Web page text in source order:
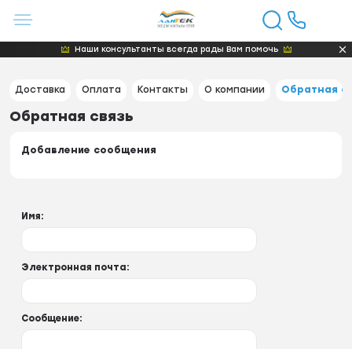
Наши консультанты всегда рады Вам помочь
Доставка Оплата Контакты О компании Обратная
Обратная связь
Добавление сообщения
Имя:
Электронная почта:
Сообщение: